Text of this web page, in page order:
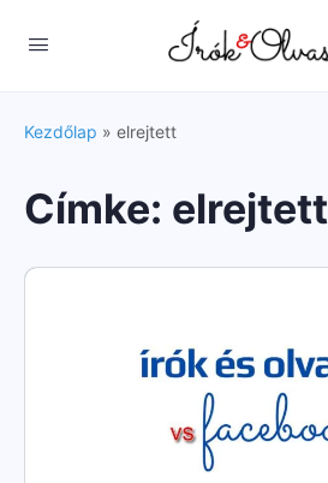
Kezdőlap » elrejtett
Címke: elrejtett